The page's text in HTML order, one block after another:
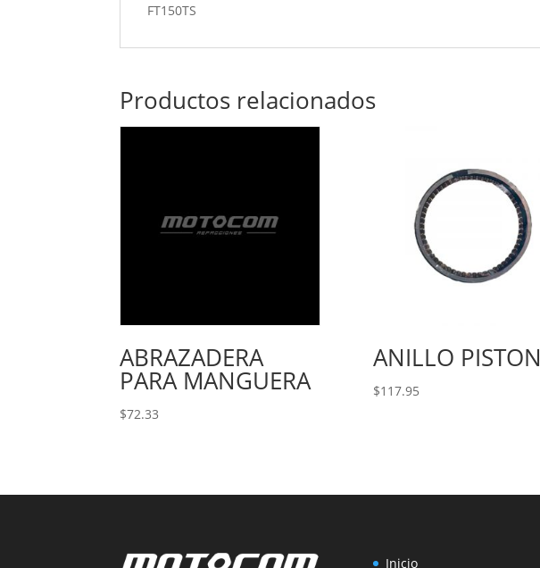
FT150TS
Productos relacionados
ABRAZADERA
PARA MANGUERA
$72.33
ANILLO PISTON
$117.95
Inicio